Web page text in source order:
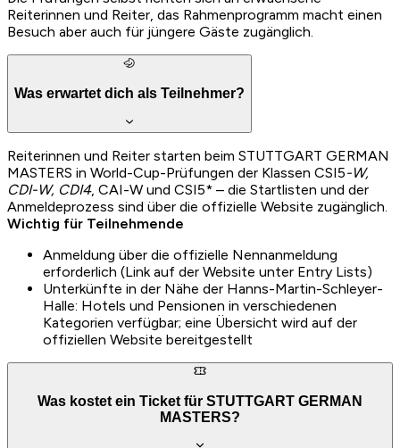
Reiterinnen und Reiter, das Rahmenprogramm macht einen
Besuch aber auch für jüngere Gäste zugänglich.
Was erwartet dich als Teilnehmer?
Reiterinnen und Reiter starten beim STUTTGART GERMAN
MASTERS in World-Cup-Prüfungen der Klassen CSI5-W,
CDI-W, CDI4, CAI-W und CSI5* – die Startlisten und der
Anmeldeprozess sind über die offizielle Website zugänglich.
Wichtig für Teilnehmende
Anmeldung über die offizielle Nennanmeldung
erforderlich (Link auf der Website unter Entry Lists)
Unterkünfte in der Nähe der Hanns-Martin-Schleyer-
Halle: Hotels und Pensionen in verschiedenen
Kategorien verfügbar; eine Übersicht wird auf der
offiziellen Website bereitgestellt
Was kostet ein Ticket für STUTTGART GERMAN
MASTERS?